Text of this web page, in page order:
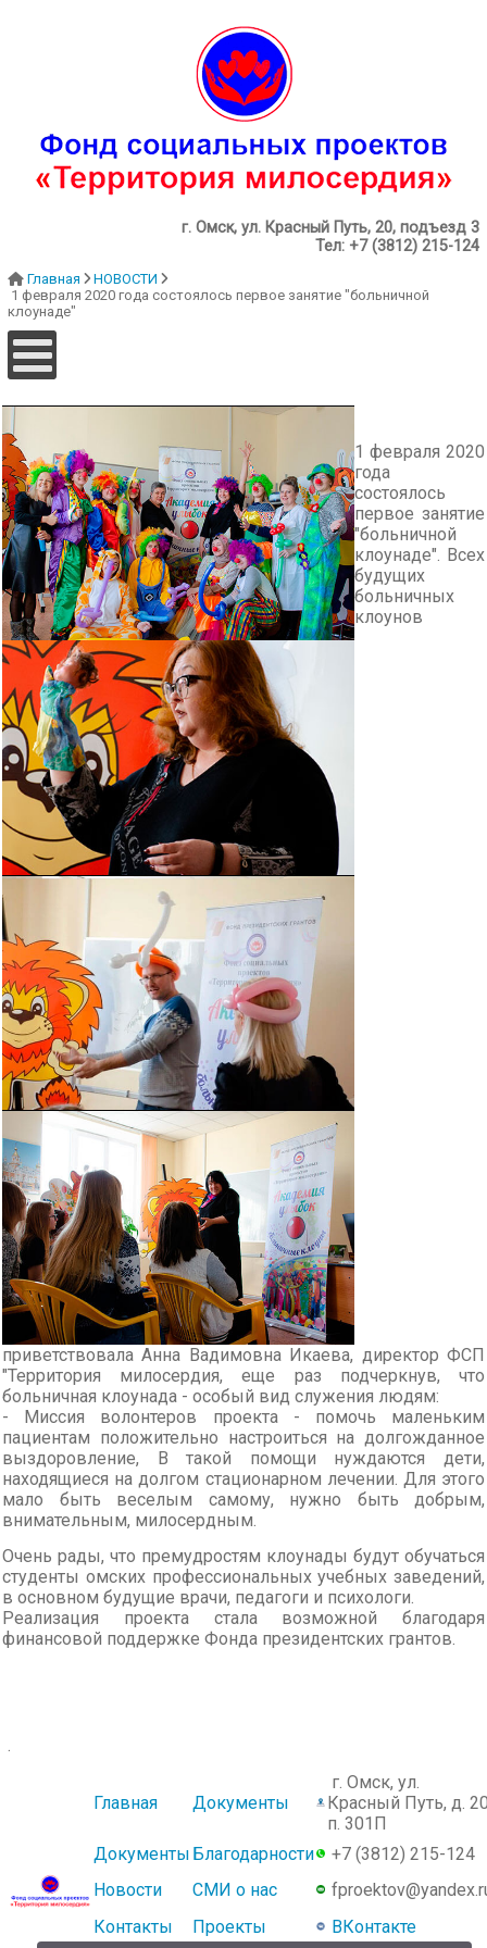
г. Омск, ул. Красный Путь, 20, подъезд 3
Тел: +7 (3812) 215-124
Главная
НОВОСТИ
1 февраля 2020 года состоялось первое занятие "больничной
клоунаде"
1 февраля 2020
года
состоялось
первое занятие
"больничной
клоунаде". Всех
будущих
больничных
клоунов
приветствовала Анна Вадимовна Икаева, директор ФСП
"Территория милосердия, еще раз подчеркнув, что
больничная клоунада - особый вид служения людям:
- Миссия волонтеров проекта - помочь маленьким
пациентам положительно настроиться на долгожданное
выздоровление, В такой помощи нуждаются дети,
находящиеся на долгом стационарном лечении. Для этого
мало быть веселым самому, нужно быть добрым,
внимательным, милосердным.
Очень рады, что премудростям клоунады будут обучаться
студенты омских профессиональных учебных заведений,
в основном будущие врачи, педагоги и психологи.
Реализация проекта стала возможной благодаря
финансовой поддержке Фонда президентских грантов.
.
Главная Документы
г. Омск, ул.
Красный Путь, д.
п. 301П
Документы Благодарности
+7 (3812) 215-124
Новости
СМИ о нас
Контакты
Проекты ВКонтакте